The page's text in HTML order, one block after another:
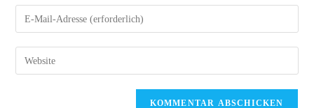
Namen
oder
zum
Kommentieren
Gib
deine
E-
Mail-
Gib
deine